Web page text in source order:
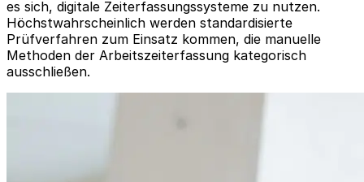
es sich, digitale Zeiterfassungssysteme zu nutzen.
Höchstwahrscheinlich werden standardisierte
Prüfverfahren zum Einsatz kommen, die manuelle
Methoden der Arbeitszeiterfassung kategorisch
ausschließen.